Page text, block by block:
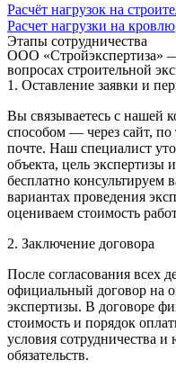
Расчёт нагрузок на
Расчет нагрузки на кровлю
Этапы сотрудничества
ООО «Стройэкспертиза»
вопросах строительной
1. Оставление заявки и
Вы связываетесь с
способом — через сайт,
почте. Наш специалист
объекта, цель
бесплатно консультируем
вариантах проведения
оцениваем стоимость
2. Заключение договора
После согласования всех
официальный договор на
экспертизы. В договоре
стоимость и порядок
условия сотрудничества
обязательств.